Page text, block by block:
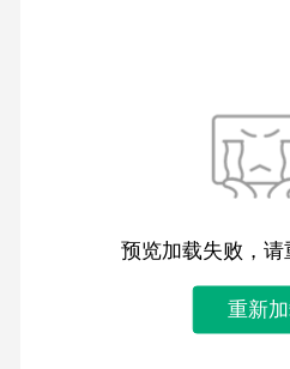
预览加载失败，请
重新